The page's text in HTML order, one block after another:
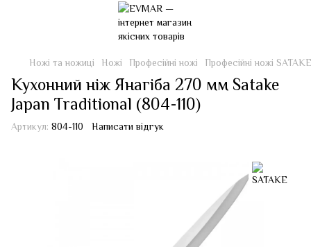
Ножі та ножиці Ножі Професійні ножі Професійні ножі SATAKE
Кухонний ніж Янагіба 270 мм Satake
Japan Traditional (804-110)
Артикул: 804-110 Написати відгук